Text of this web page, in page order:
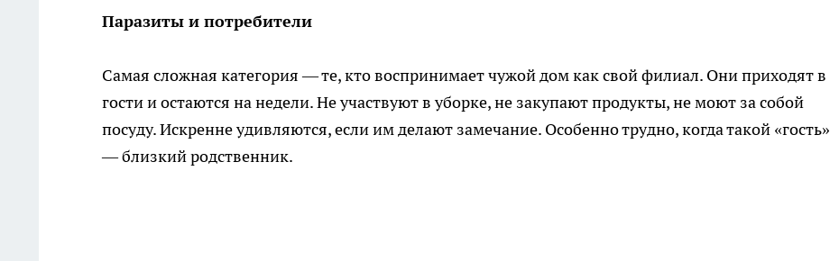
Паразиты и потребители
Самая сложная категория — те, кто воспринимает чужой дом как свой филиал. Они приходят в
гости и остаются на недели. Не участвуют в уборке, не закупают продукты, не моют за собой
посуду. Искренне удивляются, если им делают замечание. Особенно трудно, когда такой «гость»
— близкий родственник.